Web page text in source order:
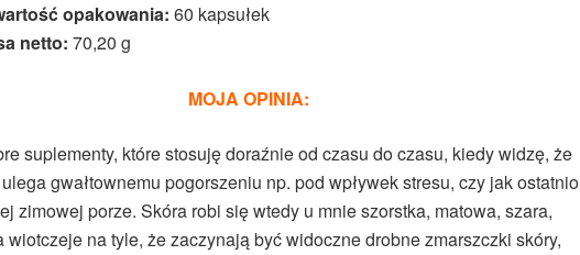
opakowania: 60 kapsułek
netto: 70,20 g
MOJA OPINIA:
suplementy, które stosuję doraźnie od czasu do czasu, kiedy widzę, że
gwałtownemu pogorszeniu np. pod wpływek stresu, czy jak ostatnio
zimowej porze. Skóra robi się wtedy u mnie szorstka, matowa, szara,
wiotczeje na tyle, że zaczynają być widoczne drobne zmarszczki skóry,